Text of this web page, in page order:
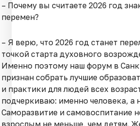
– Почему вы считаете 2026 год
перемен?
– Я верю, что 2026 год станет
точкой старта духовного
Именно поэтому наш форум в
признан собрать лучшие
и практики для людей всех
подчеркиваю: именно человека, а
Саморазвитие и самовоспитание